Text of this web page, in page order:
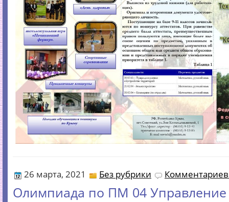
26 марта, 2021 Без рубрики Комментариев
Олимпиада по ПМ 04